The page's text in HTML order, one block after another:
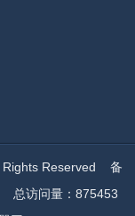
Rights Reserved 备
访问量：875453